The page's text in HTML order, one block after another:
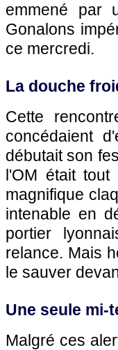
emmené par
Gonalons
ce mercredi.
La douche
Cette
concédaient
débutait son
l'OM était tout
magnifique
intenable en
portier
relance. Mais
le sauver
Une seule mi-
Malgré ces